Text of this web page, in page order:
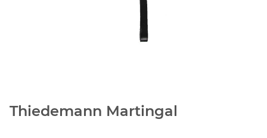
Thiedemann Martingal